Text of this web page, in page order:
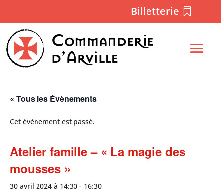
Billetterie
« Tous les Évènements
Cet évènement est passé.
Atelier famille – « La magie des
mousses »
30 avril 2024 à 14:30 - 16:30